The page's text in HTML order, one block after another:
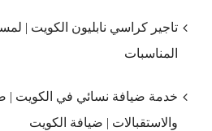
تاجير كراسي نابليون الكويت |
المناسبات
خدمة ضيافة نسائي في الكويت |
والاستقبالات | ضيافة الكويت